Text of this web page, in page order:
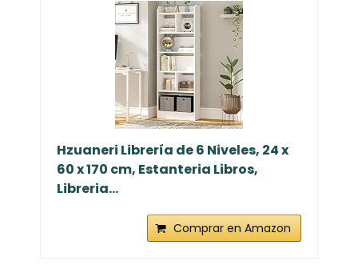
Hzuaneri Librería de 6 Niveles, 24 x
60 x 170 cm, Estanteria Libros,
Libreria...
Comprar en Amazon